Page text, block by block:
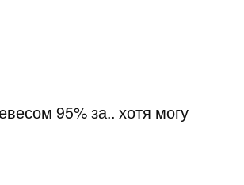
95% за.. хотя могу